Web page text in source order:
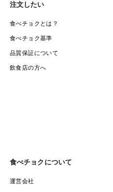
注文したい
食べチョクとは？
食べチョク基準
品質保証について
飲食店の方へ
食べチョクについて
運営会社